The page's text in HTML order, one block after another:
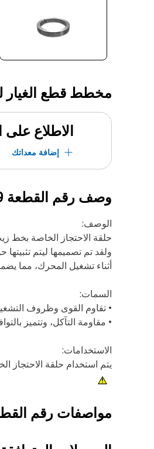
مخطط قطع الغيار
الاطلاع على
إضافة معداتك
وصف رقم القطعة
الوصف:
حلقة الاحتجاز الخاصة بخط
ولقد تم تصميمها ليتم
أثناء تشغيل المحرك، مما
السمات:
• تقاوم القوى وظروف
• مقاومة التآكل، وتتميز
الاستخدامات:
يتم استخدام حلقة الاحتجاز
مواصفات رقم